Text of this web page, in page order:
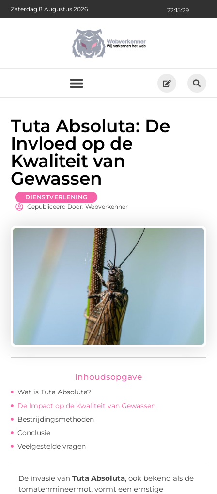
22:15:30
Zaterdag 8 Augustus 2026
Tuta Absoluta: De
Invloed op de
Kwaliteit van
Gewassen
DIENSTVERLENING
Gepubliceerd Door: Webverkenner
Inhoudsopgave
Wat is Tuta Absoluta?
De Impact op de Kwaliteit van Gewassen
Bestrijdingsmethoden
Conclusie
Veelgestelde vragen
De invasie vanTuta Absoluta, ook bekend als de
tomatenmineermot, vormt een ernstige